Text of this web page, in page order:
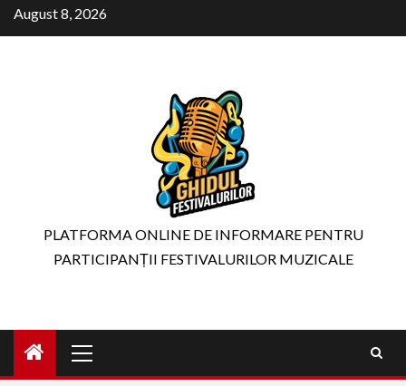
Skip
to
August 8, 2026
PLATFORMA ONLINE DE INFORMARE PENTRU
PARTICIPANȚII FESTIVALURILOR MUZICALE
Menu